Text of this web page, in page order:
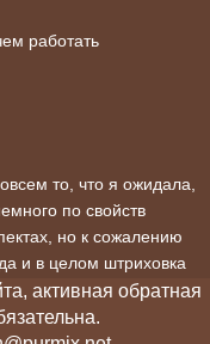
работать
то, что я ожидала,
по свойств
но к сожалению
и в целом штриховка
активная обратная